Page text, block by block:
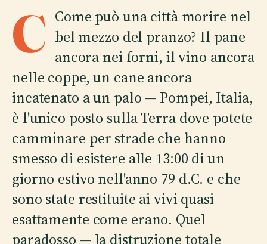
C Come può una città morire nel
bel mezzo del pranzo? Il pane
ancora nei forni, il vino ancora
nelle coppe, un cane ancora
incatenato a un palo — Pompei, Italia,
è l'unico posto sulla Terra dove potete
camminare per strade che hanno
smesso di esistere alle 13:00 di un
giorno estivo nell'anno 79 d.C. e che
sono state restituite ai vivi quasi
esattamente come erano. Quel
paradosso — la distruzione totale